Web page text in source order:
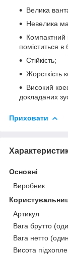
Велика
Невелика
Компактний
поміститься в
Стійкість;
Жорсткість
Високий
докладаних
Приховати
Основні
Виробник
Артикул
Вага брутто
Вага нетто
Висота